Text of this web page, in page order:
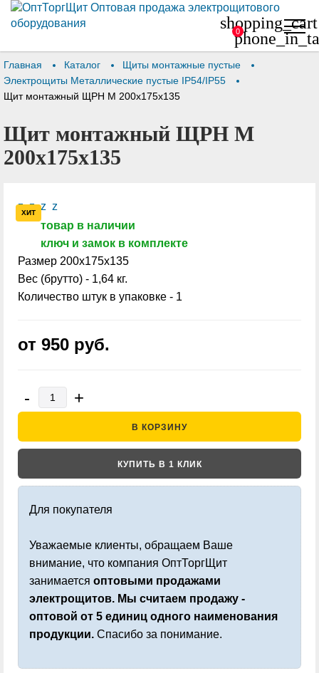
shopping_cart
0
Главная Каталог
Щиты монтажные пустые
Электрощиты Металлические пустые IP54/IP55
Щит монтажный ЩРН М 200х175х135
Щит монтажный ЩРН М
200х175х135
ХИТ
z z z z
товар в наличии
ключ и замок в комплекте
Размер 200х175х135
Вес (брутто) - 1,64 кг.
Количество штук в упаковке - 1
от 950 руб.
- +
В КОРЗИНУ
КУПИТЬ В 1 КЛИК
Для покупателя
Уважаемые клиенты, обращаем Ваше
внимание, что компания ОптТоргЩит
занимается оптовыми продажами
электрощитов. Мы считаем продажу -
оптовой от 5 единиц одного наименования
продукции. Спасибо за понимание.